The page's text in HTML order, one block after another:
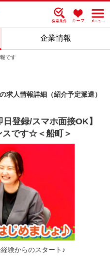
企業情報
です
求人情報詳細（紹介予定派遣）
登録/スマホ面接OK】
です☆＜船町＞
験からのスタート♪